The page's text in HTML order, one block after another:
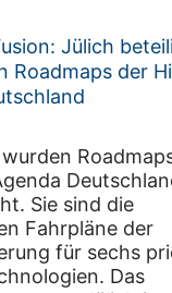
Jülich
Roadmaps der
Sie sind die
Fahrpläne der
für sechs
Das